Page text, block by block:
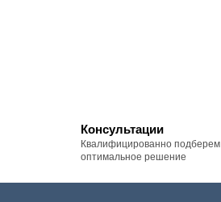
Консультации
Квалифицированно подберем
оптимальное решение